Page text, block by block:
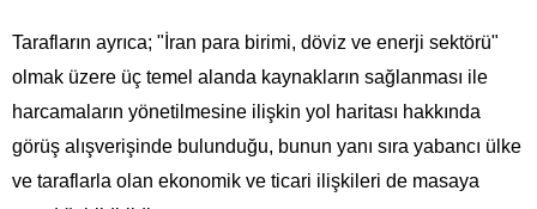
Tarafların ayrıca; "İran para birimi, döviz ve enerji sektörü"
olmak üzere üç temel alanda kaynakların sağlanması ile
harcamaların yönetilmesine ilişkin yol haritası hakkında
görüş alışverişinde bulunduğu, bunun yanı sıra yabancı ülke
ve taraflarla olan ekonomik ve ticari ilişkileri de masaya